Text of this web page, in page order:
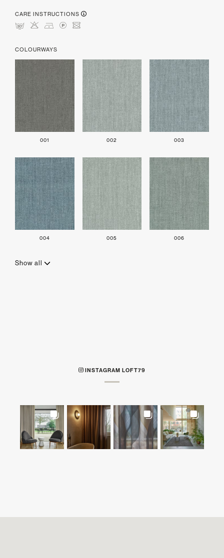
CARE INSTRUCTIONS
mHDLU
COLOURWAYS
001 002 003
004 005 006
Show all
INSTAGRAM LOFT79